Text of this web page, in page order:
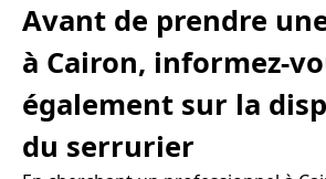
Avant de prendre
à Cairon, informez-
également sur la
du serrurier